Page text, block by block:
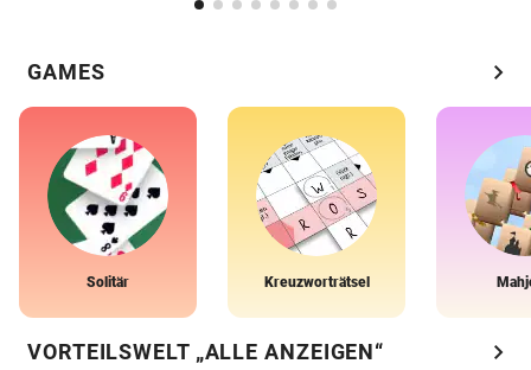
GAMES chevron_right
Solitär Kreuzworträtsel
VORTEILSWELT „ALLE ANZEIGEN“ chevron_right